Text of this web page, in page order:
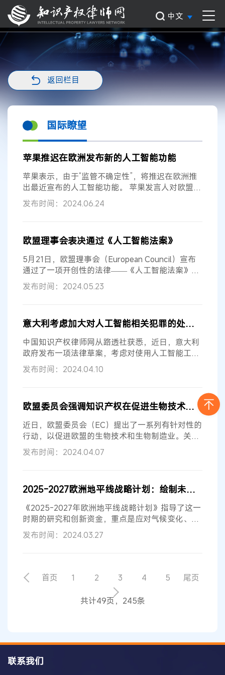
中文
返回栏目
国际瞭望
苹果推迟在欧洲发布新的人工智能功能
苹果表示，由于“监管不确定性”，将推迟在欧洲推
出最近宣布的人工智能功能。 苹果发言人对欧盟
《数字市场法案》(DMA)的延迟表示...
发布时间：2024.06.24
欧盟理事会表决通过《人工智能法案》
5月21日，欧盟理事会（European Council）宣布
通过了一项开创性的法律——《人工智能法案》
（Artificial Intelligence Act），该...
发布时间：2024.05.23
意大利考虑加大对人工智能相关犯罪的处罚力度
中国知识产权律师网从路透社获悉，近日，意大利
政府发布一项法律草案，考虑对使用人工智能工具
的犯罪行为施加更严厉的惩罚，涉及...
发布时间：2024.04.10
欧盟委员会强调知识产权在促进生物技术和生物制造方面的重要性
近日，欧盟委员会（EC）提出了一系列有针对性的
行动，以促进欧盟的生物技术和生物制造业。关于
与自然共建未来的交流确定了当前的...
发布时间：2024.04.07
2025-2027欧洲地平线战略计划：绘制未来的研究和创新
《2025-2027年欧洲地平线战略计划》指导了这一
时期的研究和创新资金，重点是应对气候变化、生
物多样性丧失、数字化转型和人口老龄...
发布时间：2024.03.27
首页 1 2 3 4 5 尾页
共计49页，245条
联系我们